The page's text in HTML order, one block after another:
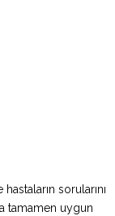
sorularını
tamamen uygun